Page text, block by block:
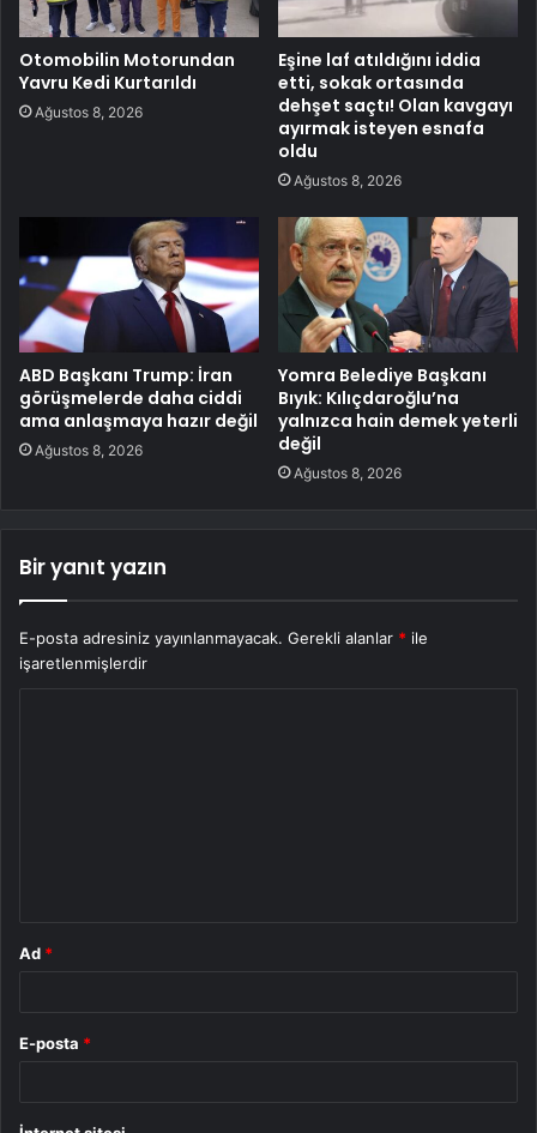
Otomobilin Motorundan
Yavru Kedi Kurtarıldı
Ağustos 8, 2026
Eşine laf atıldığını iddia
etti, sokak ortasında
dehşet saçtı! Olan kavgayı
ayırmak isteyen esnafa
oldu
Ağustos 8, 2026
ABD Başkanı Trump: İran
görüşmelerde daha ciddi
ama anlaşmaya hazır değil
Ağustos 8, 2026
Yomra Belediye Başkanı
Bıyık: Kılıçdaroğlu’na
yalnızca hain demek yeterli
değil
Ağustos 8, 2026
Bir yanıt yazın
E-posta adresiniz yayınlanmayacak. Gerekli alanlar * ile
işaretlenmişlerdir
Ad *
E-posta *